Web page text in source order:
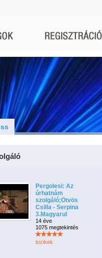
Pergolesi: Az
úrhatnám
szolgáló;Ötvös
Csilla - Serpina
3.Magyarul
14 éve
1075 megtekintés
tozikek